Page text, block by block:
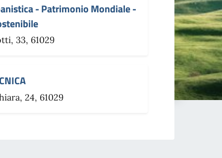
- Patrimonio Mondiale -
33, 61029
24, 61029